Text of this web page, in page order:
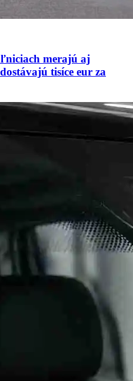
merajú aj
tisíce eur za